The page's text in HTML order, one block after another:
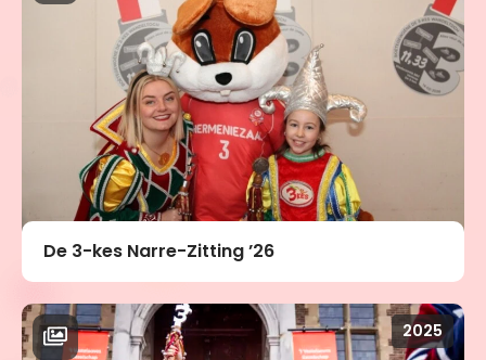
De 3-kes Narre-Zitting ’26
2025